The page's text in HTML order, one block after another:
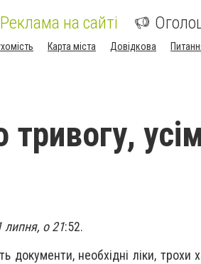
Реклама на сайті
Карта міста Довідкова
липня, о 21:52.
документи, необхідні ліки, трохи